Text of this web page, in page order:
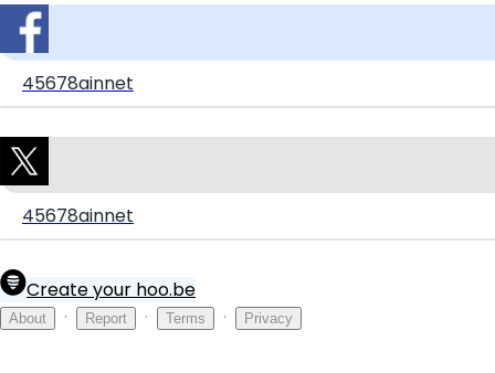
45678ainnet
45678ainnet
Create your hoo.be
About · Report · Terms · Privacy